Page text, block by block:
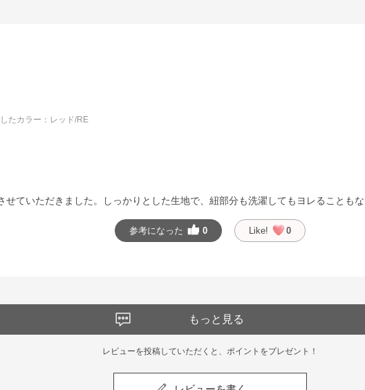
たカラー：レッド/RE
せていただきました。しっかりとした生地で、紐部分も洗濯してもヨレることもな
参考になった 0 Like! 0
もっと見る
レビューを投稿していただくと、ポイントをプレゼント！